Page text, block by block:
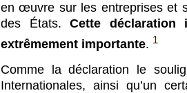
en œuvre sur les entreprises et
des États.Cette déclaration
extrêmement importante. 1
Comme la déclaration le
Internationales, ainsi qu’un